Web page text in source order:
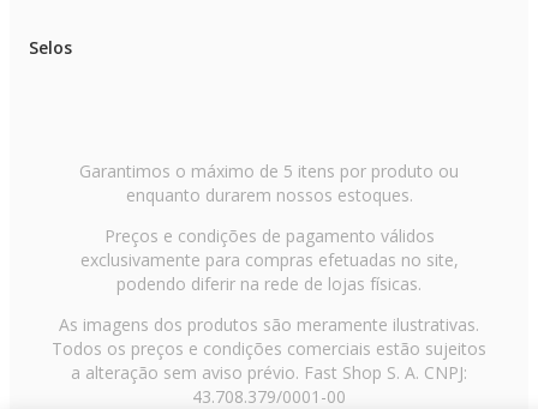
Selos
Garantimos o máximo de 5 itens por produto ou
enquanto durarem nossos estoques.
Preços e condições de pagamento válidos
exclusivamente para compras efetuadas no site,
podendo diferir na rede de lojas físicas.
As imagens dos produtos são meramente ilustrativas.
Todos os preços e condições comerciais estão sujeitos
a alteração sem aviso prévio. Fast Shop S. A. CNPJ:
43.708.379/0001-00